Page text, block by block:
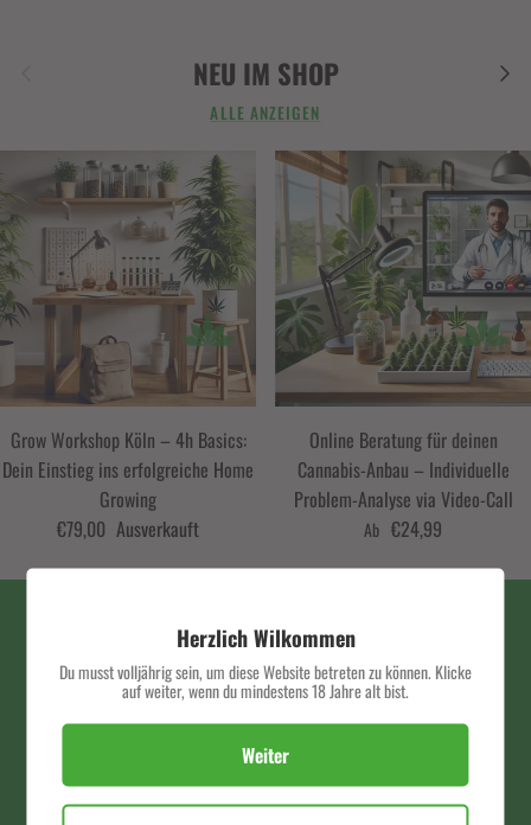
NEU IM SHOP
ALLE ANZEIGEN
Grow Workshop Köln – 4h Basics:
Dein Einstieg ins erfolgreiche Home
Growing
€79,00 Ausverkauft
Online Beratung für deinen
Cannabis-Anbau – Individuelle
Problem-Analyse via Video-Call
Ab €24,99
SERVICE HOTLINE
SCHNELLER VERSAND
Verpasse keine exklusiven Deals und Angebote mehr.
Herzlich Wilkommen
Du musst volljährig sein, um diese Website betreten zu können. Klicke
auf weiter, wenn du mindestens 18 Jahre alt bist.
Weiter